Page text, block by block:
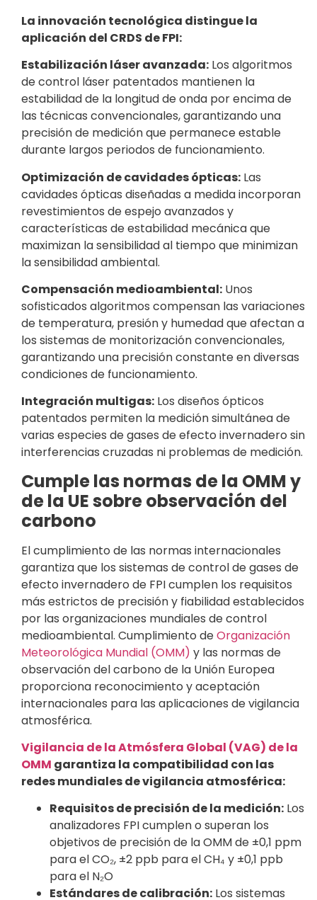
La innovación tecnológica distingue la
aplicación del CRDS de FPI:
Estabilización láser avanzada: Los algoritmos
de control láser patentados mantienen la
estabilidad de la longitud de onda por encima de
las técnicas convencionales, garantizando una
precisión de medición que permanece estable
durante largos periodos de funcionamiento.
Optimización de cavidades ópticas: Las
cavidades ópticas diseñadas a medida incorporan
revestimientos de espejo avanzados y
características de estabilidad mecánica que
maximizan la sensibilidad al tiempo que minimizan
la sensibilidad ambiental.
Compensación medioambiental: Unos
sofisticados algoritmos compensan las variaciones
de temperatura, presión y humedad que afectan a
los sistemas de monitorización convencionales,
garantizando una precisión constante en diversas
condiciones de funcionamiento.
Integración multigas: Los diseños ópticos
patentados permiten la medición simultánea de
varias especies de gases de efecto invernadero sin
interferencias cruzadas ni problemas de medición.
Cumple las normas de la OMM y
de la UE sobre observación del
carbono
El cumplimiento de las normas internacionales
garantiza que los sistemas de control de gases de
efecto invernadero de FPI cumplen los requisitos
más estrictos de precisión y fiabilidad establecidos
por las organizaciones mundiales de control
medioambiental. Cumplimiento deOrganización
Meteorológica Mundial (OMM) y las normas de
observación del carbono de la Unión Europea
proporciona reconocimiento y aceptación
internacionales para las aplicaciones de vigilancia
atmosférica.
Vigilancia de la Atmósfera Global (VAG) de la
OMM garantiza la compatibilidad con las
redes mundiales de vigilancia atmosférica:
Requisitos de precisión de la medición: Los
analizadores FPI cumplen o superan los
objetivos de precisión de la OMM de ±0,1 ppm
para el CO₂, ±2 ppb para el CH₄ y ±0,1 ppb
para el N₂O
Estándares de calibración: Los sistemas